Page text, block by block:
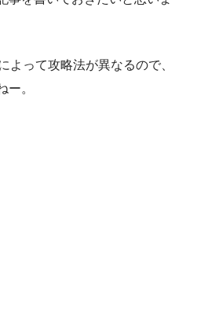
よって攻略法が異なるので、
ー。